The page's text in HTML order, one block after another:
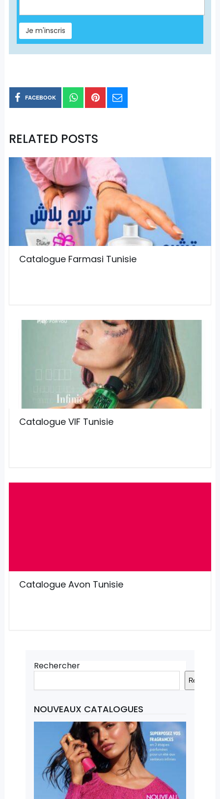
FACEBOOK
RELATED POSTS
Catalogue Farmasi Tunisie
Catalogue VIF Tunisie
Catalogue Avon Tunisie
Rechercher
NOUVEAUX CATALOGUES